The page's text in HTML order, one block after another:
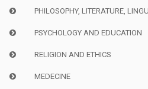
PHILOSOPHY, LITERATURE,
PSYCHOLOGY AND EDUCATION
RELIGION AND ETHICS
MEDECINE